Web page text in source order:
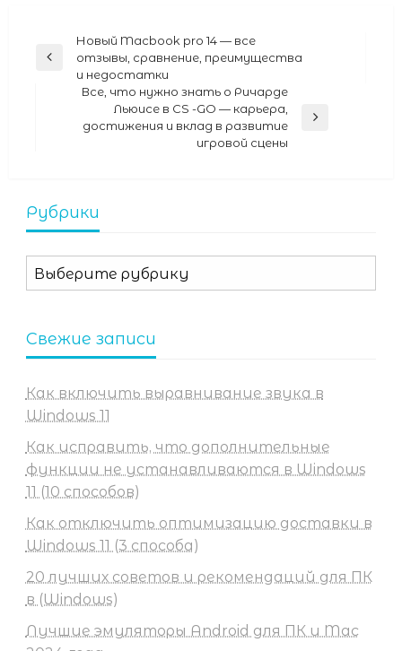
Навигация
записям
Previous
Новый Macbook pro 14 — все
отзывы, сравнение, преимущества
и недостатки
Все, что нужно знать о Ричарде
Льюисе в CS -GO — карьера,
достижения и вклад в развитие
игровой сцены
Рубрики
Рубрики
Свежие записи
Как включить выравнивание звука в
Windows 11
Как исправить, что дополнительные
функции не устанавливаются в Windows
11 (10 способов)
Как отключить оптимизацию доставки в
Windows 11 (3 способа)
20 лучших советов и рекомендаций для ПК
в (Windows)
Лучшие эмуляторы Android для ПК и Mac